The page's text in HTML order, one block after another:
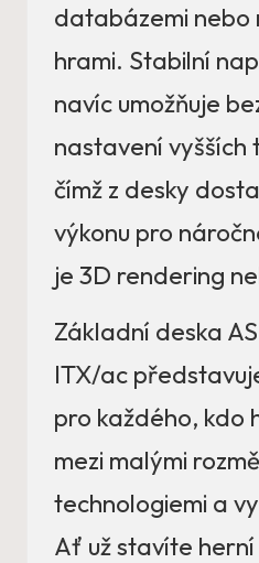
databázemi nebo
hrami. Stabilní
navíc umožňuje
nastavení vyšších
čímž z desky
výkonu pro
je 3D rendering
Základní deska
ITX/ac
pro každého, kdo
mezi malými
technologiemi a
Ať už stavíte herní